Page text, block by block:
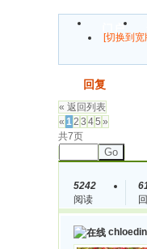
门户
[切换到宽
回复
« 返回列表
« 12 3 45 »
共7页
Go
5242
阅读